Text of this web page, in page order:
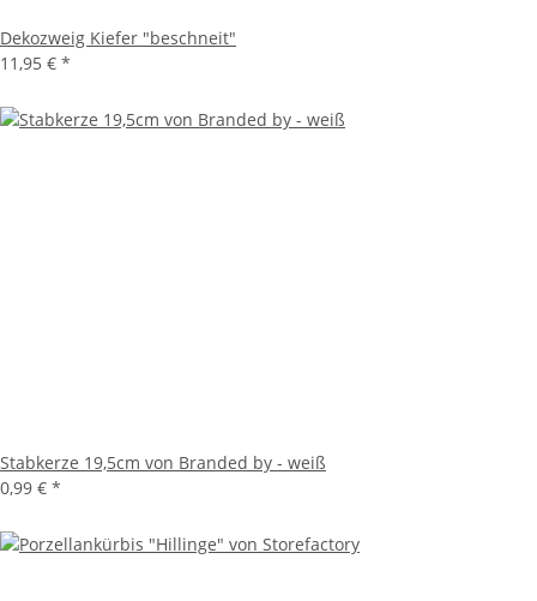
Dekozweig Kiefer "beschneit"
11,95 € *
Stabkerze 19,5cm von Branded by - weiß
0,99 € *